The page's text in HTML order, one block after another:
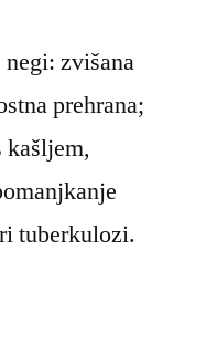
zvišana
prehrana;
tuberkulozi.